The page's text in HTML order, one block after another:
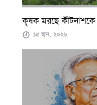
কৃষক মরছে কীটনাশকে
১৫ জুন, ২০২৬